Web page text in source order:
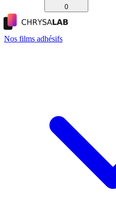
0
Nos films adhésifs